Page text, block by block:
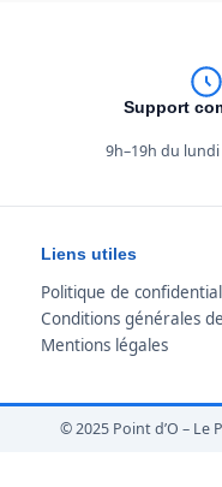
Support
9h–19h du
Liens utiles
Politique de
Conditions générales
Mentions légales
© 2025 Point d’O – Le